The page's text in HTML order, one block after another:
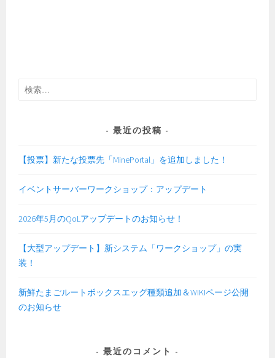
検
最近の投稿
【投票】新たな投票先「MinePortal」を追加しました！
イベントサーバーワークショップ：アップデート
2026年5月のQoLアップデートのお知らせ！
【大型アップデート】新システム「ワークショップ」の実
装！
新鮮たまごルートボックスエッグ種類追加＆WIKIページ公開
のお知らせ
最近のコメント